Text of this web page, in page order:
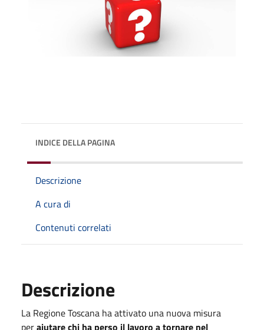
INDICE DELLA PAGINA
Descrizione
A cura di
Contenuti correlati
Descrizione
La Regione Toscana ha attivato una nuova misura
peraiutare chi ha perso il lavoro a tornare nel